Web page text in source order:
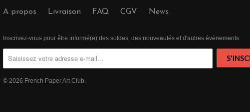
A propos Livraison FAQ CGV News
Inscrivez-vous pour être informé(e) des soldes, des nouveautés et d'autres évènements
© 2026 French Paper Art Club